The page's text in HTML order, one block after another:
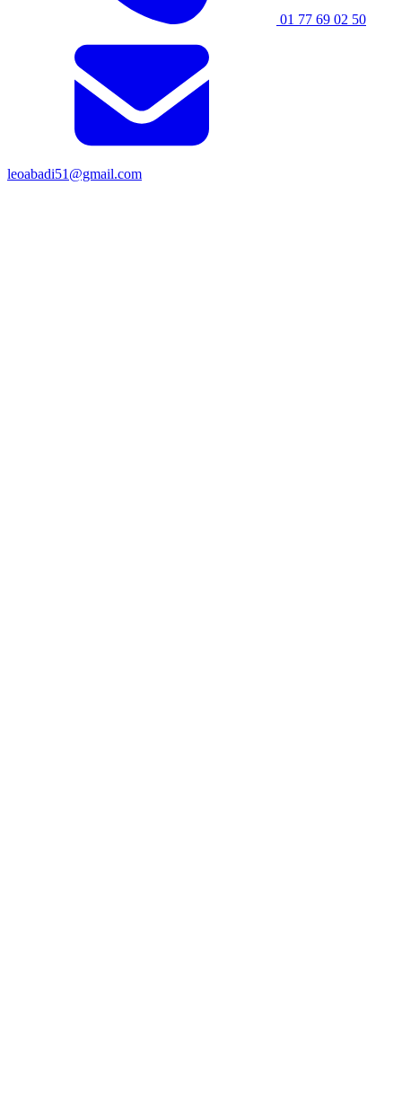
01 77 69 02 50
leoabadi51@gmail.com